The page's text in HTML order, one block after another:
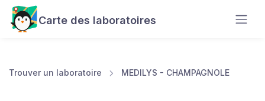
Carte des laboratoires
Trouver un laboratoire MEDILYS - CHAMPAGNOLE